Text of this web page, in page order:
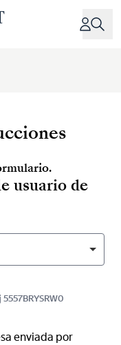
usuario de
enviada por